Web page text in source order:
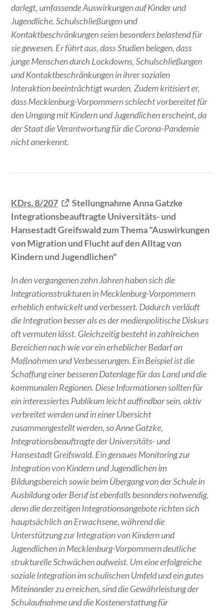
darlegt, umfassende Auswirkungen auf Kinder und
Jugendliche. Schulschließungen und
Kontaktbeschränkungen seien besonders belastend für
sie gewesen. Er führt aus, dass Studien belegen, dass
junge Menschen durch Lockdowns, Schulschließungen
und Kontaktbeschränkungen in ihrer sozialen
Interaktion beeinträchtigt wurden. Zudem kritisiert er,
dass Mecklenburg-Vorpommern schlecht vorbereitet für
den Umgang mit Kindern und Jugendlichen erscheint, da
der Staat die Verantwortung für die Corona-Pandemie
nicht anerkennt.
KDrs. 8/207
Stellungnahme Anna Gatzke
Integrationsbeauftragte Universitäts- und
Hansestadt Greifswald zum Thema "Auswirkungen
von Migration und Flucht auf den Alltag von
Kindern und Jugendlichen"
In den vergangenen zehn Jahren haben sich die
Integrationsstrukturen in Mecklenburg-Vorpommern
erheblich entwickelt und verbessert. Dadurch verläuft
die Integration besser als es der medienpolitische Diskurs
oft vermuten lässt. Gleichzeitig besteht in zahlreichen
Bereichen nach wie vor ein erheblicher Bedarf an
Maßnahmen und Verbesserungen. Ein Beispiel ist die
Schaffung einer besseren Datenlage für das Land und die
kommunalen Regionen. Diese Informationen sollten für
ein interessiertes Publikum leicht auffindbar sein, aktiv
verbreitet werden und in einer Übersicht
zusammengestellt werden, so Anne Gatzke,
Integrationsbeauftragte der Universitäts- und
Hansestadt Greifswald. Ein genaues Monitoring zur
Integration von Kindern und Jugendlichen im
Bildungsbereich sowie beim Übergang von der Schule in
Ausbildung oder Beruf ist ebenfalls besonders notwendig,
denn die derzeitigen Integrationsangebote richten sich
hauptsächlich an Erwachsene, während die
Unterstützung zur Integration von Kindern und
Jugendlichen in Mecklenburg-Vorpommern deutliche
strukturelle Schwächen aufweist. Um eine erfolgreiche
soziale Integration im schulischen Umfeld und ein gutes
Miteinander zu erreichen, sind die Gewährleistung der
Schulaufnahme und die Kostenerstattung für